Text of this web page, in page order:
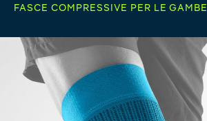
FASCE COMPRESSIVE PER LE GAMBE